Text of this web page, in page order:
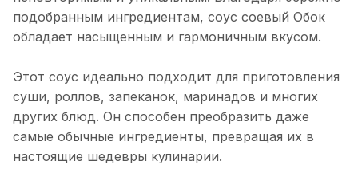
подобранным ингредиентам, соус соевый Обок
обладает насыщенным и гармоничным вкусом.
Этот соус идеально подходит для приготовления
суши, роллов, запеканок, маринадов и многих
других блюд. Он способен преобразить даже
самые обычные ингредиенты, превращая их в
настоящие шедевры кулинарии.